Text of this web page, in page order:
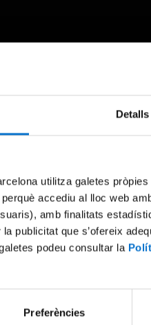
Detalls
utilitza galetes
accediu al lloc web
amb finalitats
publicitat que s’ofereix
podeu consultar la
Preferències
Something
An error occurred,
Try again